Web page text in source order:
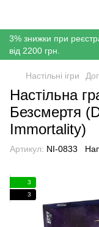
3% знижки при
від 2200 грн.
Настільні ігри
Настільна
Безсмертя
Immortality)
Артикул: NI-0833
3
3